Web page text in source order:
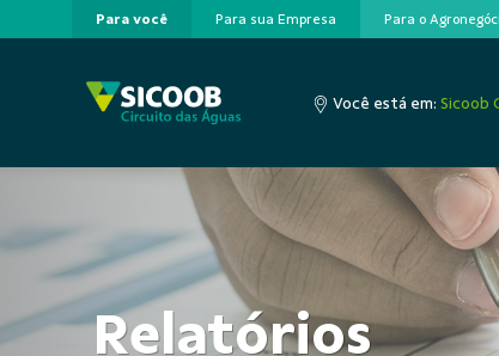
Pular para o Conteúdo principal
Para você Para sua Empresa Para o
Você está em:Sicoob
Relatórios